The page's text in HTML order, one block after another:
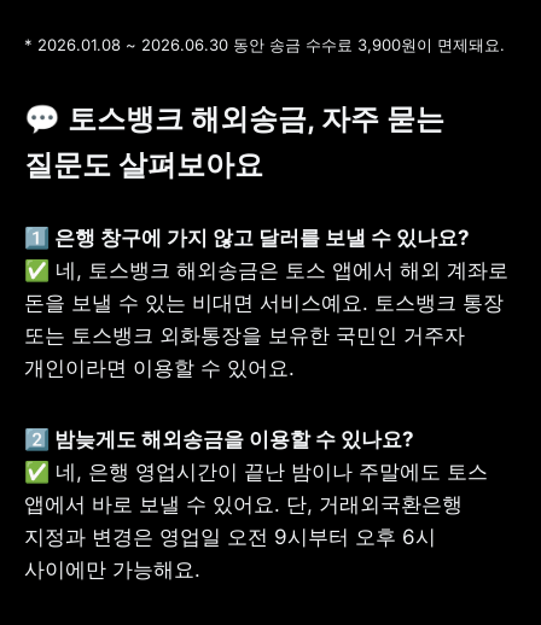
* 2026.01.08 ~ 2026.06.30 동안 송금 수수료 3,900원이 면제돼요.
💬 토스뱅크 해외송금, 자주 묻는
질문도 살펴보아요
✅ 네, 토스뱅크 해외송금은 토스 앱에서 해외 계좌로
돈을 보낼 수 있는 비대면 서비스예요. 토스뱅크 통장
또는 토스뱅크 외화통장을 보유한 국민인 거주자
개인이라면 이용할 수 있어요.
✅ 네, 은행 영업시간이 끝난 밤이나 주말에도 토스
앱에서 바로 보낼 수 있어요. 단, 거래외국환은행
지정과 변경은 영업일 오전 9시부터 오후 6시
사이에만 가능해요.